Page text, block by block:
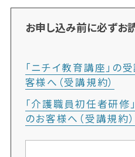
お申し込み前に必ずお
「ニチイ教育講座」の
客様へ（受講規約）
「介護職員初任者研修
のお客様へ（受講規約）